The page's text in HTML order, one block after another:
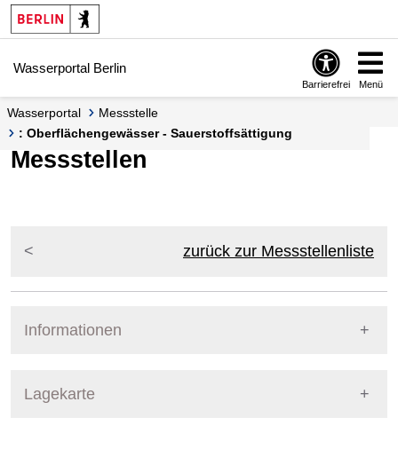
Springe zur Navigation
Springe zum Inhalt
Wasserportal Berlin
Barrierefrei Menü
Wasserportal
Messstelle
: Oberflächengewässer - Sauerstoffsättigung
Messstellen
zurück zur Messstellenliste
Informationen
Lagekarte